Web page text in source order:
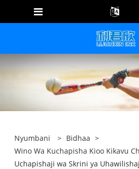
Nyumbani > Bidhaa >
Wino Wa Kuchapisha Kioo Kikavu
Uchapishaji wa Skrini ya